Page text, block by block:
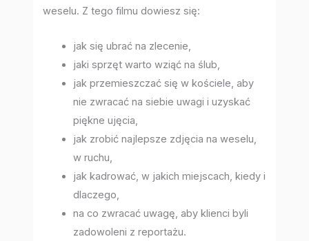
weselu. Z tego filmu dowiesz się:
jak się ubrać na zlecenie,
jaki sprzęt warto wziąć na ślub,
jak przemieszczać się w kościele, aby
nie zwracać na siebie uwagi i uzyskać
piękne ujęcia,
jak zrobić najlepsze zdjęcia na weselu,
w ruchu,
jak kadrować, w jakich miejscach, kiedy i
dlaczego,
na co zwracać uwagę, aby klienci byli
zadowoleni z reportażu.